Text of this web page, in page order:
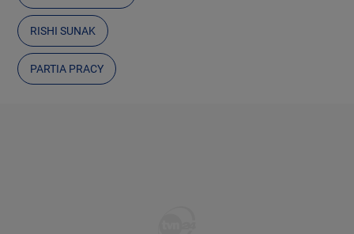
RISHI SUNAK
PARTIA PRACY